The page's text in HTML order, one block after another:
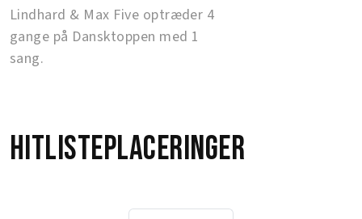
Lindhard & Max Five optræder 4
gange på Dansktoppen med 1
sang.
Hitlisteplaceringer